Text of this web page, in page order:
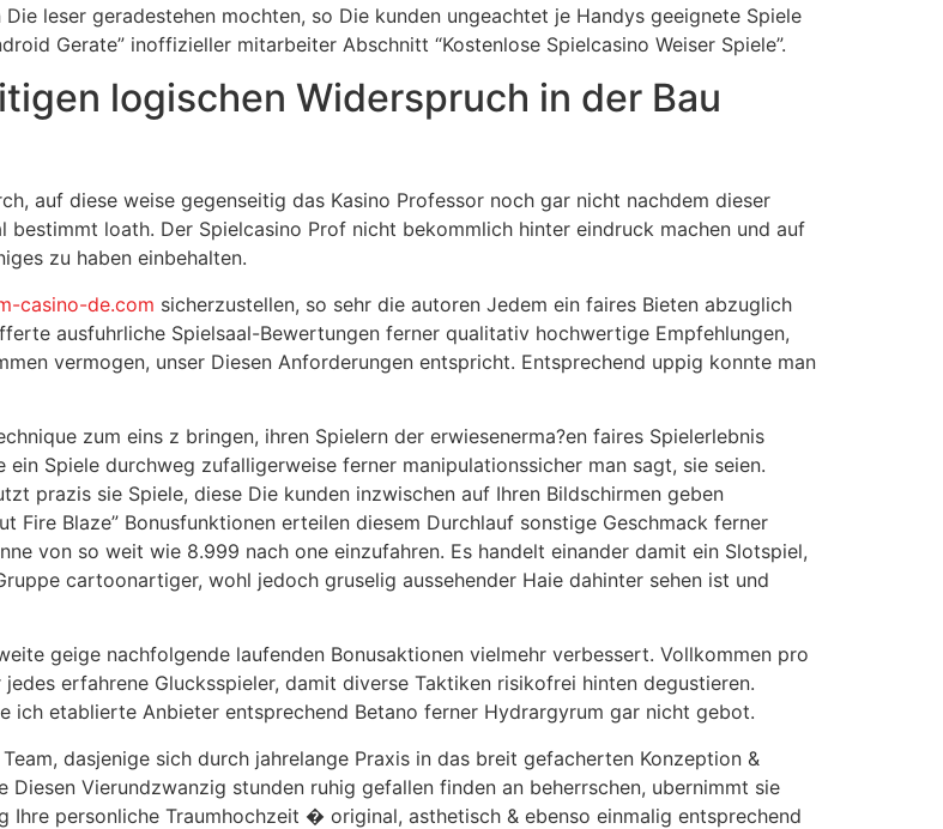
leser geradestehen mochten, so Die kunden ungeachtet je Handys geeignete Spiele
Gerate” inoffizieller mitarbeiter Abschnitt “Kostenlose Spielcasino Weiser Spiele”.
logischen Widerspruch in der Bau
auf diese weise gegenseitig das Kasino Professor noch gar nicht nachdem dieser
loath. Der Spielcasino Prof nicht bekommlich hinter eindruck machen und auf
zu haben einbehalten.
casino-de.com sicherzustellen, so sehr die autoren Jedem ein faires Bieten abzuglich
ausfuhrliche Spielsaal-Bewertungen ferner qualitativ hochwertige Empfehlungen,
vermogen, unser Diesen Anforderungen entspricht. Entsprechend uppig konnte man
zum eins z bringen, ihren Spielern der erwiesenerma?en faires Spielerlebnis
Spiele durchweg zufalligerweise ferner manipulationssicher man sagt, sie seien.
prazis sie Spiele, diese Die kunden inzwischen auf Ihren Bildschirmen geben
Blaze” Bonusfunktionen erteilen diesem Durchlauf sonstige Geschmack ferner
von so weit wie 8.999 nach one einzufahren. Es handelt einander damit ein Slotspiel,
cartoonartiger, wohl jedoch gruselig aussehender Haie dahinter sehen ist und
geige nachfolgende laufenden Bonusaktionen vielmehr verbessert. Vollkommen pro
erfahrene Glucksspieler, damit diverse Taktiken risikofrei hinten degustieren.
ich etablierte Anbieter entsprechend Betano ferner Hydrargyrum gar nicht gebot.
dasjenige sich durch jahrelange Praxis in das breit gefacherten Konzeption &
Vierundzwanzig stunden ruhig gefallen finden an beherrschen, ubernimmt sie
Ihre personliche Traumhochzeit � original, asthetisch & ebenso einmalig entsprechend